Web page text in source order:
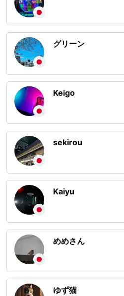
グリーン
Keigo
sekirou
Kaiyu
めめさん
ゆず猫